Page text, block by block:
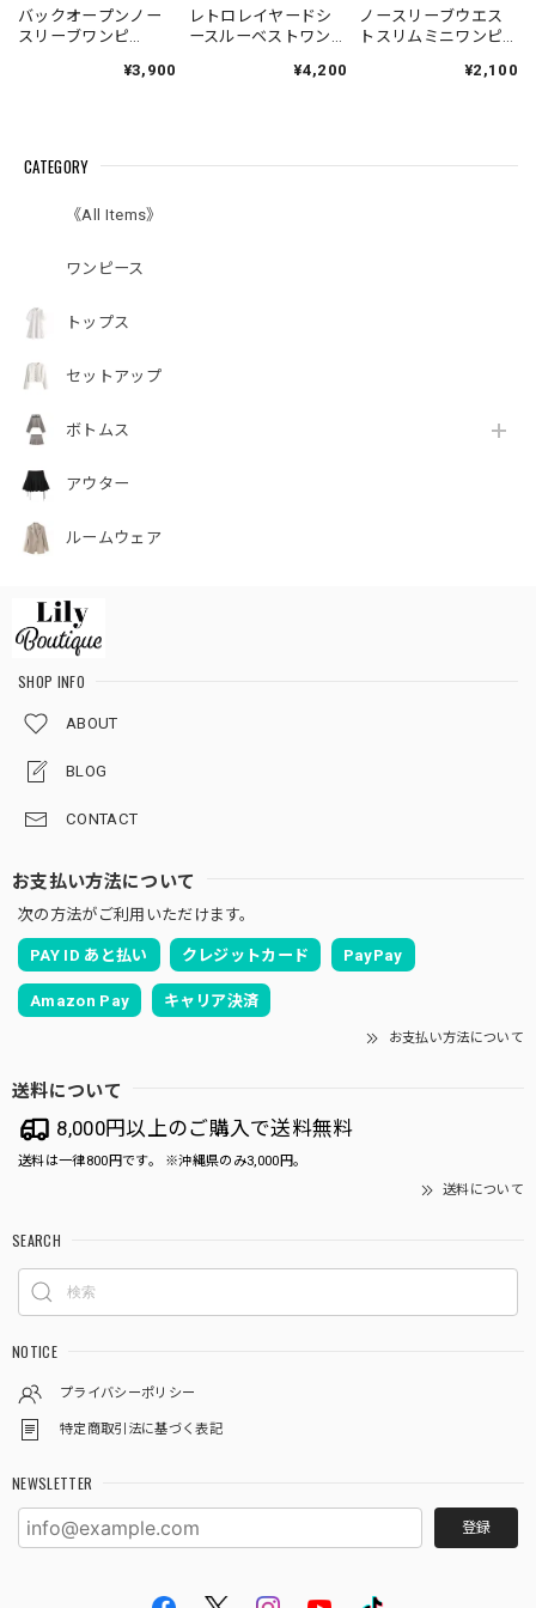
バックオープンノー
スリーブワンピ
¥3,900
レトロレイヤードシ
ースルーベストワン
¥4,200
ノースリーブウエス
トスリムミニワンピ
¥2,100
CATEGORY
《All Items》
ワンピース
トップス
セットアップ
ボトムス
アウター
ルームウェア
SHOP INFO
ABOUT
BLOG
CONTACT
お支払い方法について
次の方法がご利用いただけます。
PAY ID あと払い クレジットカード PayPay
Amazon Pay キャリア決済
お支払い方法について
送料について
8,000円以上のご購入で送料無料
送料は一律800円です。 ※沖縄県のみ3,000円。
送料について
SEARCH
NOTICE
プライバシーポリシー
特定商取引法に基づく表記
NEWSLETTER
登録